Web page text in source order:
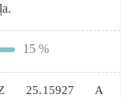
15 %
25.15927 A